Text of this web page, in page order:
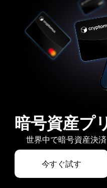
暗号資産プ
世界中で暗号資産決
今すぐ試す